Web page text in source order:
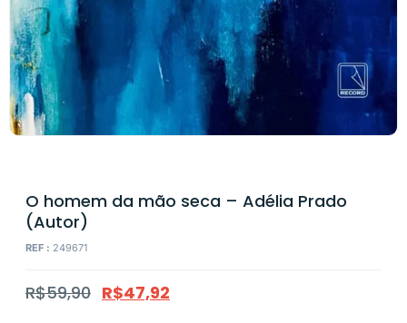
O homem da mão seca – Adélia Prado
(Autor)
REF : 249671
R$59,90 R$47,92